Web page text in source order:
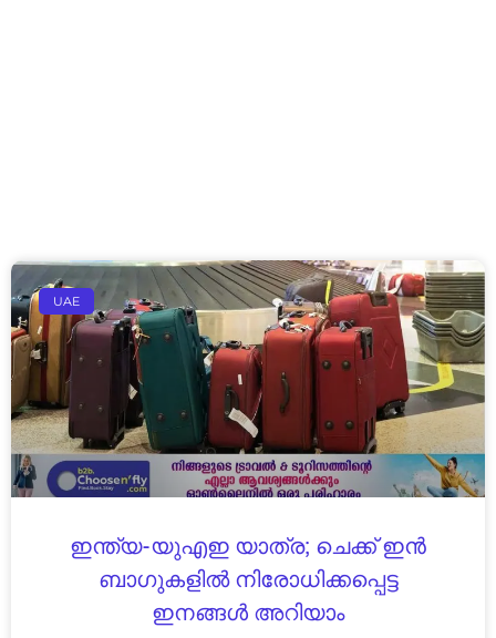
UAE
ഇന്ത്യ-യുഎഇ യാത്ര; ചെക്ക് ഇൻ
ബാഗുകളിൽ നിരോധിക്കപ്പെട്ട
ഇനങ്ങൾ അറിയാം